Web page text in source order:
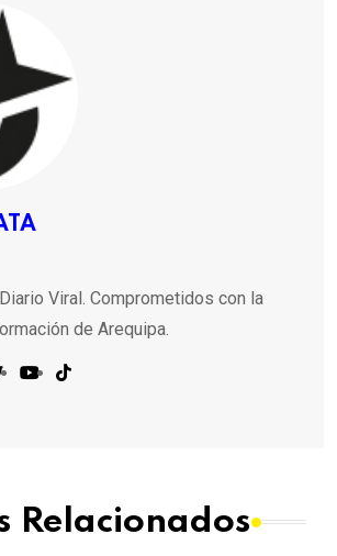
Viral. Comprometidos con la
de Arequipa.
Relacionados